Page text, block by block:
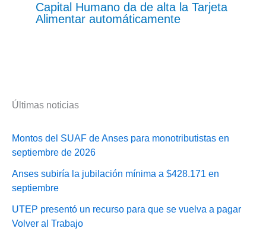
Capital Humano da de alta la Tarjeta
Alimentar automáticamente
Últimas noticias
Montos del SUAF de Anses para monotributistas en
septiembre de 2026
Anses subiría la jubilación mínima a $428.171 en
septiembre
UTEP presentó un recurso para que se vuelva a pagar
Volver al Trabajo